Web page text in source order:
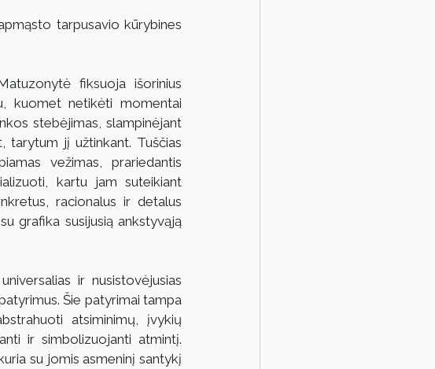
tarpusavio kūrybines
fiksuoja išorinius
kuomet netikėti momentai
stebėjimas, slampinėjant
tarytum jį užtinkant. Tuščias
vežimas, prariedantis
kartu jam suteikiant
racionalus ir detalus
grafika susijusią ankstyvąją
ir nusistovėjusias
Šie patyrimai tampa
atsiminimų, įvykių
ir simbolizuojanti atmintį.
su jomis asmeninį santykį